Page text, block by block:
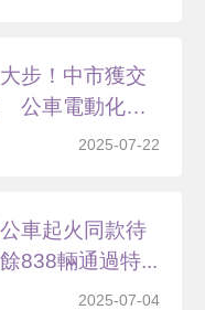
步！中市獲交
公車電動化將
2025-07-22
車起火同款待
838輛通過特...
2025-07-04